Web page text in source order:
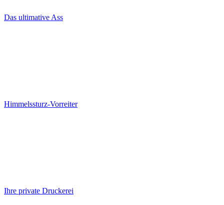
Das ultimative Ass
Himmelssturz-Vorreiter
Ihre private Druckerei